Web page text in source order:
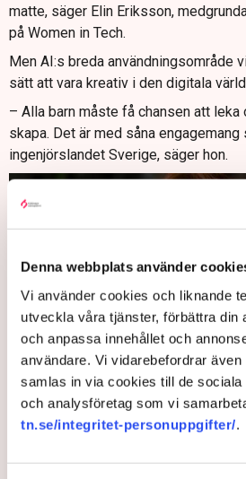
Denna webbplats använder
Vi använder cookies och liknande
utveckla våra tjänster, förbättra din
och anpassa innehållet och
användare. Vi vidarebefordrar
samlas in via cookies till de
och analysföretag som vi
tn.se/integritet-personuppgifter/.
matte, säger Elin Eriksson,
på Women in Tech.
Men AI:s breda användningsområde
sätt att vara kreativ i den digitala
– Alla barn måste få chansen att
skapa. Det är med såna
ingenjörslandet Sverige, säger hon.
Elin Eriksson, medgrundare och creative
Bild: Pressbild
Med källkritik som grund borde barn